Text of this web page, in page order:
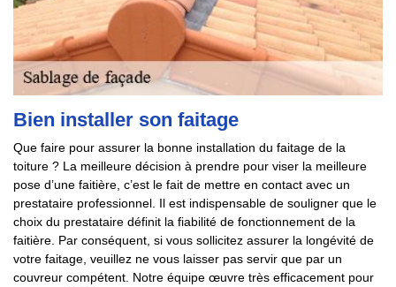
Bien installer son faitage
Que faire pour assurer la bonne installation du faitage de la
toiture ? La meilleure décision à prendre pour viser la meilleure
pose d’une faitière, c’est le fait de mettre en contact avec un
prestataire professionnel. Il est indispensable de souligner que le
choix du prestataire définit la fiabilité de fonctionnement de la
faitière. Par conséquent, si vous sollicitez assurer la longévité de
votre faitage, veuillez ne vous laisser pas servir que par un
couvreur compétent. Notre équipe œuvre très efficacement pour